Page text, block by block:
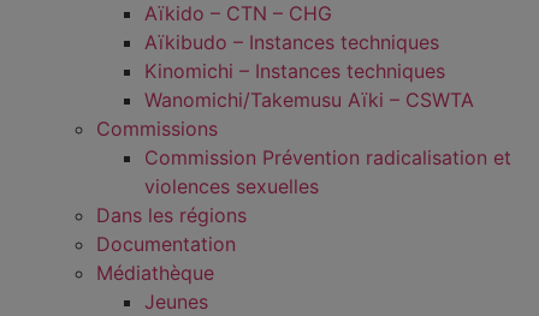
Aïkido – CTN – CHG
Aïkibudo – Instances techniques
Kinomichi – Instances techniques
Wanomichi/Takemusu Aïki – CSWTA
Commissions
Commission Prévention radicalisation et
violences sexuelles
Dans les régions
Documentation
Médiathèque
Jeunes